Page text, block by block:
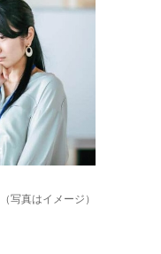
写真はイメージ）